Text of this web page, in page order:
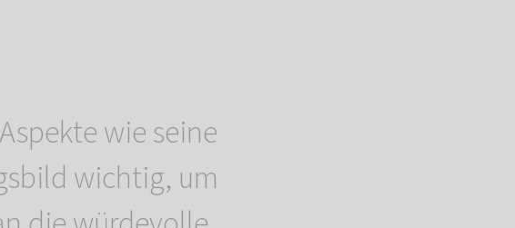
wie seine
wichtig, um